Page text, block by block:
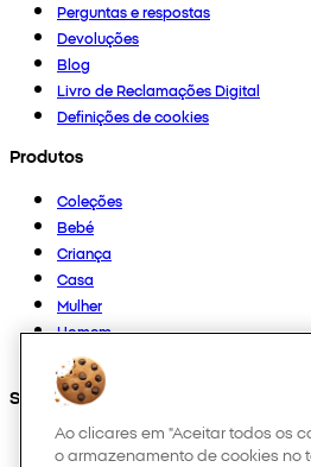
Perguntas e respostas
Devoluções
Blog
Livro de Reclamações Digital
Definições de cookies
Produtos
Coleções
Bebé
Criança
Casa
Mulher
Homem
Outros
Segue-nos em
Ao clicares em "Aceitar todos os
o armazenamento de cookies no